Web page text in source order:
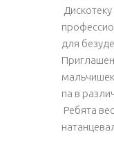
для
па в
Ребята